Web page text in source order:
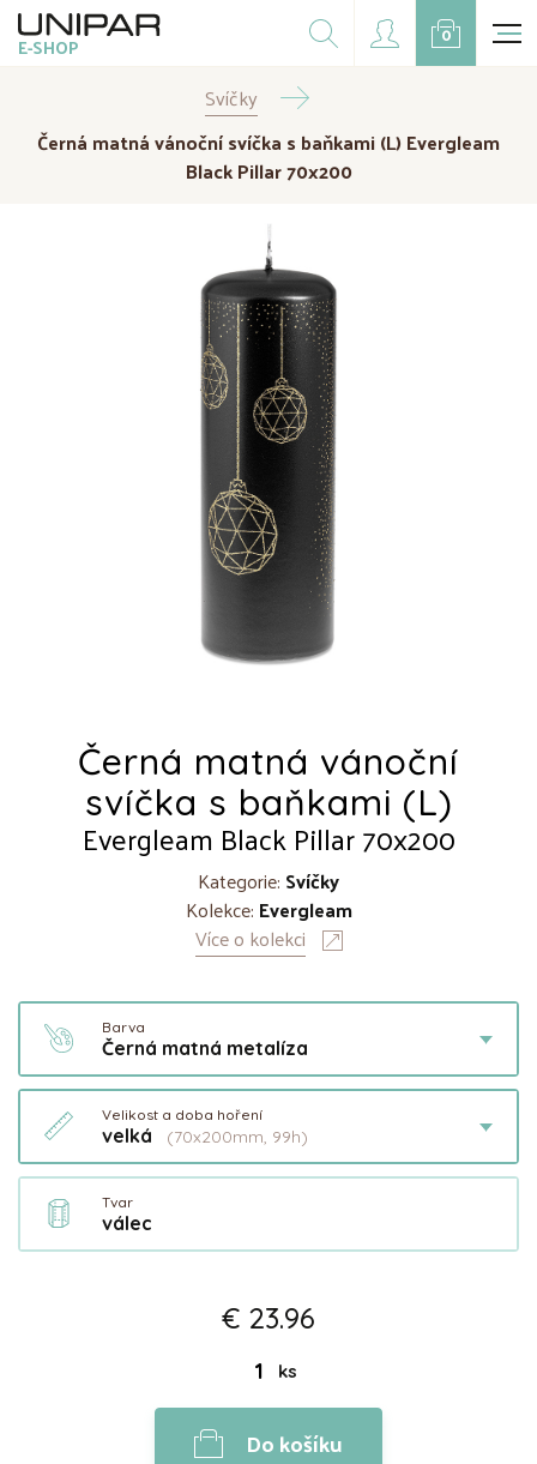
E-SHOP
Dárkové balíčky
Doplňky
Doprodej
Kampaně
CZK EUR
0
Svíčky
Černá matná vánoční svíčka s baňkami (L) Evergleam
Black Pillar 70x200
Černá matná vánoční
svíčka s baňkami (L)
Evergleam Black Pillar 70x200
Kategorie: Svíčky
Kolekce: Evergleam
Více o kolekci
Barva
Černá matná metalíza
Velikost a doba hoření
velká (70x200mm, 99h)
Tvar
válec
€ 23.96
ks
Do košíku